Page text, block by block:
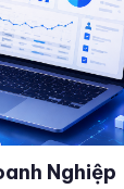
Nghiệp